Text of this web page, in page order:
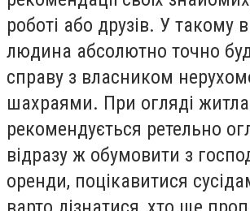
роботі або друзів. У такому
людина абсолютно точно
справу з власником
шахраями. При огляді житла
рекомендується ретельно
відразу ж обумовити з
оренди, поцікавитися